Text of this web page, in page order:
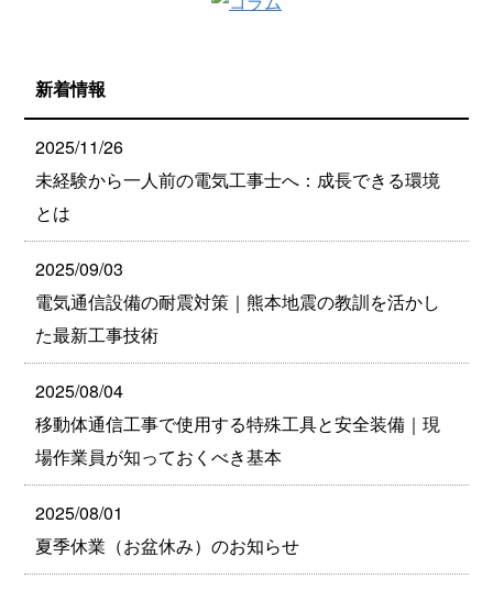
新着情報
2025/11/26
未経験から一人前の電気工事士へ：成長できる環境
とは
2025/09/03
電気通信設備の耐震対策｜熊本地震の教訓を活かし
た最新工事技術
2025/08/04
移動体通信工事で使用する特殊工具と安全装備｜現
場作業員が知っておくべき基本
2025/08/01
夏季休業（お盆休み）のお知らせ